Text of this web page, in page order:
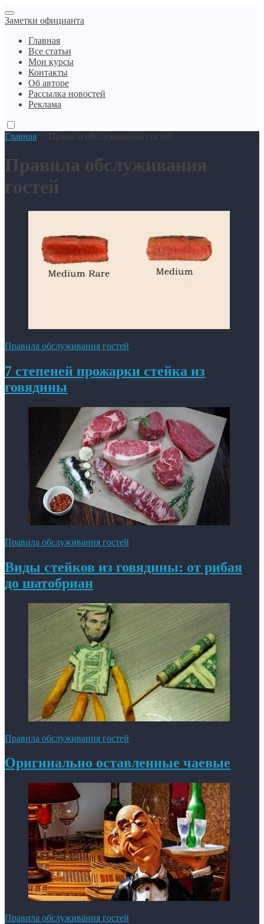
Заметки официанта
Главная
Все статьи
Мои курсы
Контакты
Об авторе
Рассылка новостей
Реклама
Главная Правила обслуживания гостей
Правила обслуживания
гостей
Правила обслуживания гостей
7 степеней прожарки стейка из
говядины
Правила обслуживания гостей
Виды стейков из говядины: от рибая
до шатобриан
Правила обслуживания гостей
Оригинально оставленные чаевые
Правила обслуживания гостей